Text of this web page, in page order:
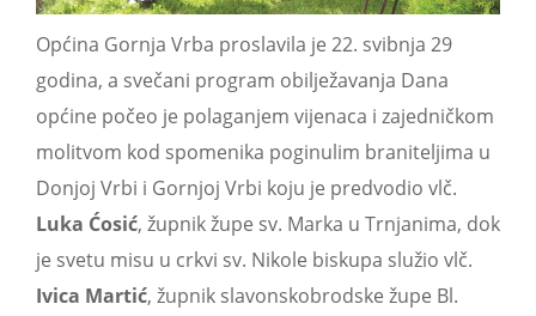
Općina Gornja Vrba proslavila je 22. svibnja 29
godina, a svečani program obilježavanja Dana
općine počeo je polaganjem vijenaca i zajedničkom
molitvom kod spomenika poginulim braniteljima u
Donjoj Vrbi i Gornjoj Vrbi koju je predvodio vlč.
Luka Ćosić, župnik župe sv. Marka u Trnjanima, dok
je svetu misu u crkvi sv. Nikole biskupa služio vlč.
Ivica Martić, župnik slavonskobrodske župe Bl.